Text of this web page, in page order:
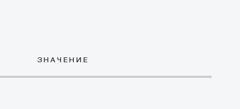
ЗНАЧЕНИЕ